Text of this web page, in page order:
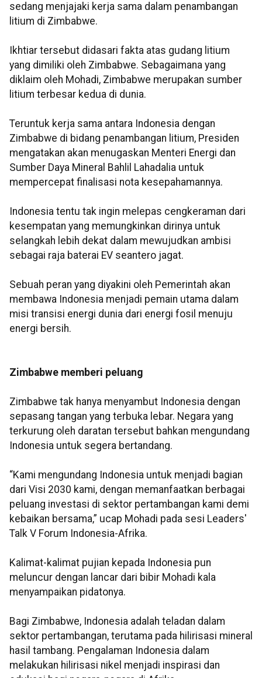
sedang menjajaki kerja sama dalam penambangan
litium di Zimbabwe.
Ikhtiar tersebut didasari fakta atas gudang litium
yang dimiliki oleh Zimbabwe. Sebagaimana yang
diklaim oleh Mohadi, Zimbabwe merupakan sumber
litium terbesar kedua di dunia.
Teruntuk kerja sama antara Indonesia dengan
Zimbabwe di bidang penambangan litium, Presiden
mengatakan akan menugaskan Menteri Energi dan
Sumber Daya Mineral Bahlil Lahadalia untuk
mempercepat finalisasi nota kesepahamannya.
Indonesia tentu tak ingin melepas cengkeraman dari
kesempatan yang memungkinkan dirinya untuk
selangkah lebih dekat dalam mewujudkan ambisi
sebagai raja baterai EV seantero jagat.
Sebuah peran yang diyakini oleh Pemerintah akan
membawa Indonesia menjadi pemain utama dalam
misi transisi energi dunia dari energi fosil menuju
energi bersih.
Zimbabwe memberi peluang
Zimbabwe tak hanya menyambut Indonesia dengan
sepasang tangan yang terbuka lebar. Negara yang
terkurung oleh daratan tersebut bahkan mengundang
Indonesia untuk segera bertandang.
“Kami mengundang Indonesia untuk menjadi bagian
dari Visi 2030 kami, dengan memanfaatkan berbagai
peluang investasi di sektor pertambangan kami demi
kebaikan bersama,” ucap Mohadi pada sesi Leaders'
Talk V Forum Indonesia-Afrika.
Kalimat-kalimat pujian kepada Indonesia pun
meluncur dengan lancar dari bibir Mohadi kala
menyampaikan pidatonya.
Bagi Zimbabwe, Indonesia adalah teladan dalam
sektor pertambangan, terutama pada hilirisasi mineral
hasil tambang. Pengalaman Indonesia dalam
melakukan hilirisasi nikel menjadi inspirasi dan